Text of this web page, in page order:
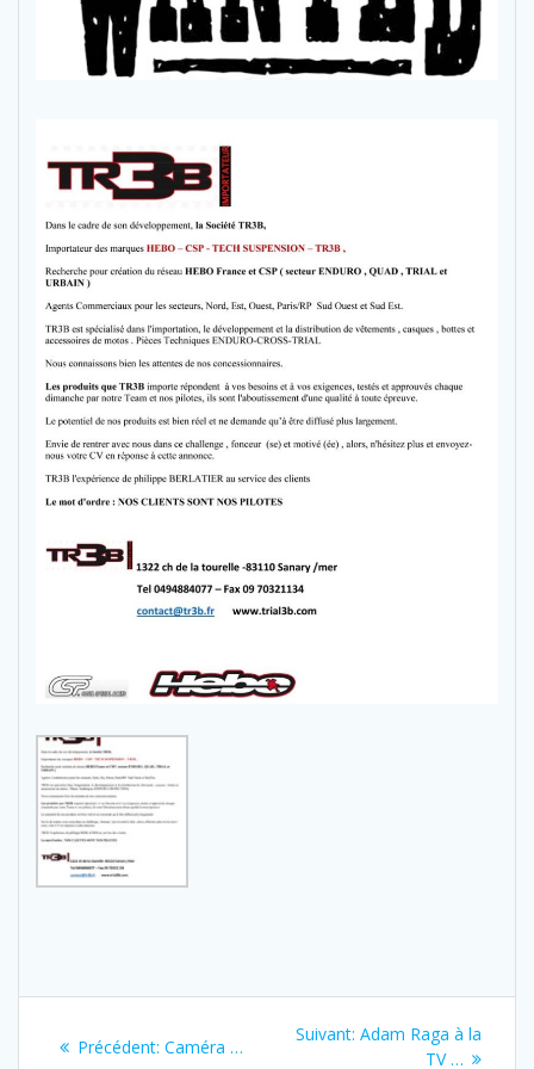
Précédent: Previous
Caméra …
Suivant: Next
Adam Raga à la
TV …